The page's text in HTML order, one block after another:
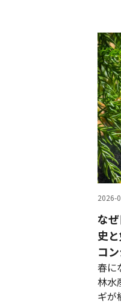
2026-
な
史
コ
春に
林水
ギが